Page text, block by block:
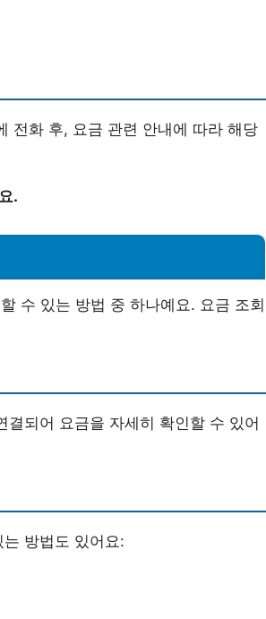
전화 후, 요금 관련 안내에 따라 해당
.
수 있는 방법 중 하나예요. 요금 조회
되어 요금을 자세히 확인할 수 있어
방법도 있어요: